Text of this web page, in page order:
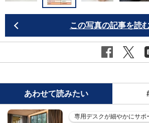
この写真の記事を読
あわせて読みたい
専用デスクが細やかにサポ